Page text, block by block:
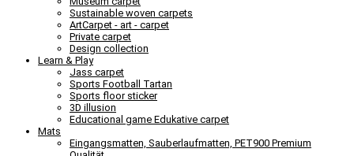
Sustainable woven carpets
ArtCarpet - art - carpet
Private carpet
Design collection
Learn & Play
Jass carpet
Sports Football Tartan
Sports floor sticker
3D illusion
Educational game Edukative carpet
Mats
Eingangsmatten, Sauberlaufmatten, PET900 Premium